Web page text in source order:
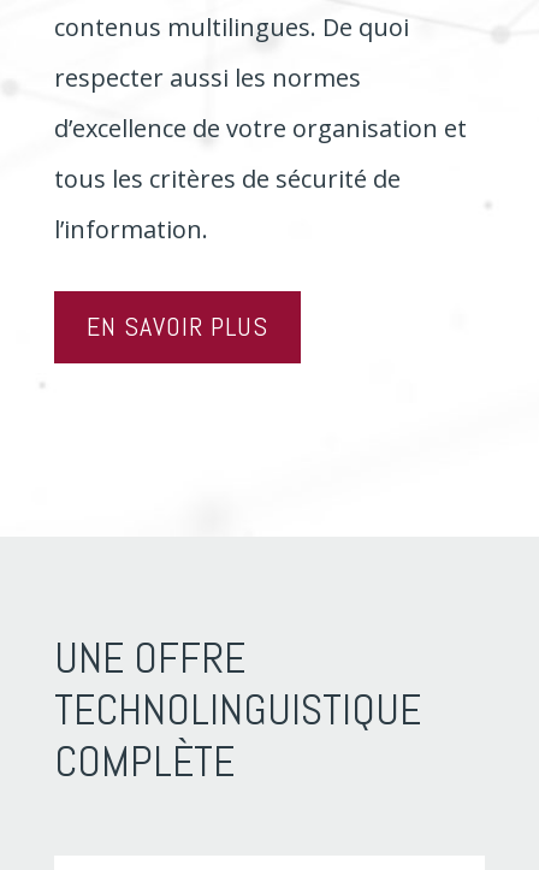
contenus multilingues. De quoi
respecter aussi les normes
d’excellence de votre organisation et
tous les critères de sécurité de
l’information.
EN SAVOIR PLUS
UNE OFFRE
TECHNOLINGUISTIQUE
COMPLÈTE